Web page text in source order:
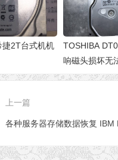
2T台式机机
TOSHIBA
响磁头损坏无
复成功
上一篇